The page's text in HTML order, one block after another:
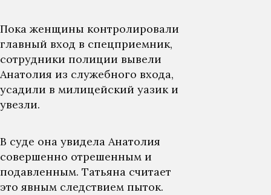
Пока женщины контролировали
главный вход в спецприемник,
сотрудники полиции вывели
Анатолия из служебного входа,
усадили в милицейский уазик и
увезли.
В суде она увидела Анатолия
совершенно отрешенным и
подавленным. Татьяна считает
это явным следствием пыток.